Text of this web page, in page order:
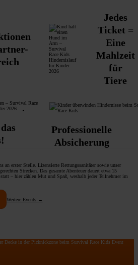
Jedes
Ticket =
Eine
Mahlzeit
für
Tiere
Professionelle
Absicherung
an erster Stelle. Lizensierte Rettungssanitäter sowie unser
Strecken. Das gesamte Abenteuer dauert etwa 15
– hier zählen Mut und Spaß, weshalb jeder Teilnehmer im
Weitere Events →